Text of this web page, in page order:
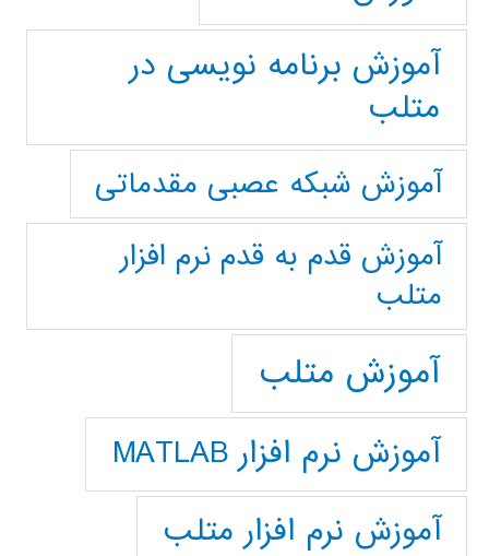
آموزش برنامه نویسی در
متلب
آموزش شبکه عصبی مقدماتی
آموزش قدم به قدم نرم افزار
متلب
آموزش متلب
آموزش نرم افزار MATLAB
آموزش نرم افزار متلب